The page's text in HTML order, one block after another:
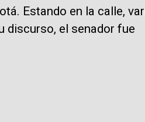
Estando en la calle,
discurso, el senador fue